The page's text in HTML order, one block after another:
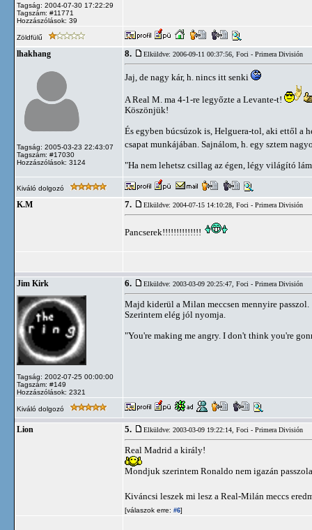
Tagság: 2004-07-30 17:22:29
Tagszám: #11771
Hozzászólások: 39
Zöldfülű
lhakhang
Tagság: 2005-03-23 22:43:07
Tagszám: #17030
Hozzászólások: 3124
8. Elküldve: 2006-09-11 00:37:56, Foci - Primera División
Jaj, de nagy kár, h. nincs itt senki
A Real M. ma 4-1-re legyőzte a Levante-t!
Köszönjük!
És egyben búcsúzok is, Helguera-tol, aki ettől a
csapat munkájában. Sajnálom, h. egy sztem
"Ha nem lehetsz csillag az égen, légy világító
Kiváló dolgozó
K.M 7. Elküldve: 2004-07-15 14:10:28, Foci - Primera División
Pancserek!!!!!!!!!!!!!!
Jim Kirk
Tagság: 2002-07-25 00:00:00
Tagszám: #149
Hozzászólások: 2321
6. Elküldve: 2003-03-09 20:25:47, Foci - Primera División
Majd kiderül a Milan meccsen mennyire passzol.
Szerintem elég jól nyomja.
"You're making me angry. I don't think you're
Kiváló dolgozó
Lion 5. Elküldve: 2003-03-09 19:22:14, Foci - Primera División
Real Madrid a király!
Mondjuk szerintem Ronaldo nem igazán
Kiváncsi leszek mi lesz a Real-Milán meccs
[válaszok erre: #6]